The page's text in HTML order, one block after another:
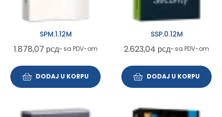
SPM.1.12M
1.878,07 рсд~ sa PDV-om
DODAJ U KORPU
SSP.0.12M
2.623,04 рсд~ sa PDV-om
DODAJ U KORPU